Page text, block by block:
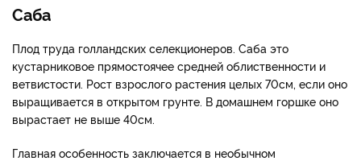
Саба
Плод труда голландских селекционеров. Саба это
кустарниковое прямостоячее средней облиственности и
ветвистости. Рост взрослого растения целых 70см, если оно
выращивается в открытом грунте. В домашнем горшке оно
вырастает не выше 40см.
Главная особенность заключается в необычном